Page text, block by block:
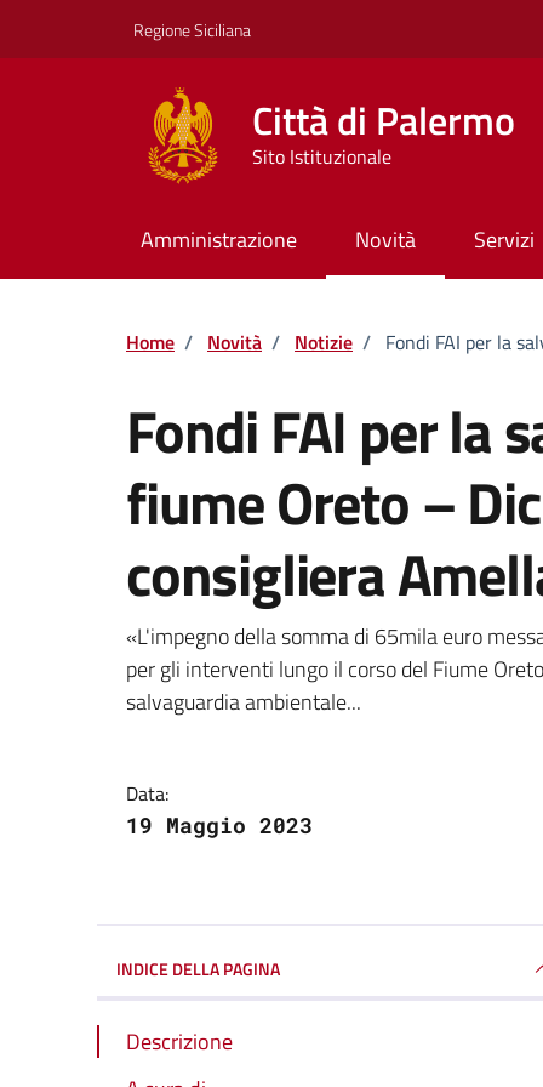
Regione Siciliana
Città di Palermo
Sito Istituzionale
Amministrazione Novità Servizi
Home / Novità / Notizie / Fondi FAI per la
Fondi FAI per la
fiume Oreto –
consigliera
Dettagli della
«L'impegno della somma di 65mila euro
per gli interventi lungo il corso del Fiume
salvaguardia ambientale...
Data:
19 Maggio 2023
INDICE DELLA PAGINA
Descrizione